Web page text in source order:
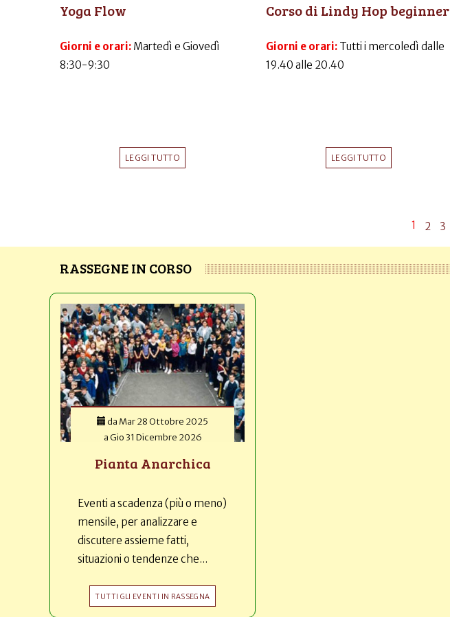
Yoga Flow
Giorni e orari: Martedì e Giovedì
8:30-9:30
LEGGI TUTTO
Corso di Lindy Hop beginner
Giorni e orari: Tutti i mercoledì dalle
19.40 alle 20.40
LEGGI TUTTO
1 2 3
RASSEGNE IN CORSO
da Mar 28 Ottobre 2025
aGio 31 Dicembre 2026
Pianta Anarchica
Eventi a scadenza (più o meno)
mensile, per analizzare e
discutere assieme fatti,
situazioni o tendenze che...
TUTTI GLI EVENTI IN RASSEGNA